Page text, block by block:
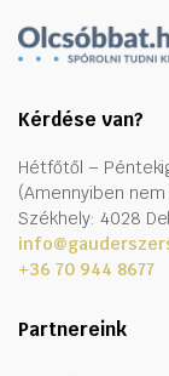
Kérdése van?
Hétfőtől –
(Amennyiben
Székhely: 4028
+36 70 944 8677
Partnereink